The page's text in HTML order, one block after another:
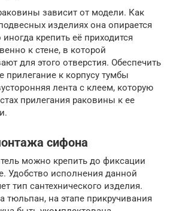
зависит от модели. Как
изделиях она опирается
иногда крепить её приходится
к стене, в которой
для этого отверстия. Обеспечить
прилегание к корпусу тумбы
лента с клеем, которую
прилегания раковины к ее
сифона
можно крепить до фиксации
Удобство исполнения данной
тип сантехнического изделия.
тюльпан, на этапе прикручивания